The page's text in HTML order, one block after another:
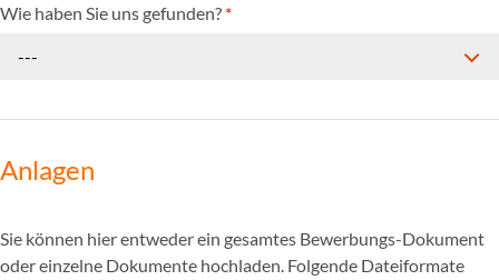
Wie haben Sie uns gefunden? *
---
Anlagen
Sie können hier entweder ein gesamtes Bewerbungs-Dokument
oder einzelne Dokumente hochladen. Folgende Dateiformate